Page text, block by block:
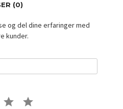
(0)
og del dine erfaringer med
kunder.
4 STAR5 STAR